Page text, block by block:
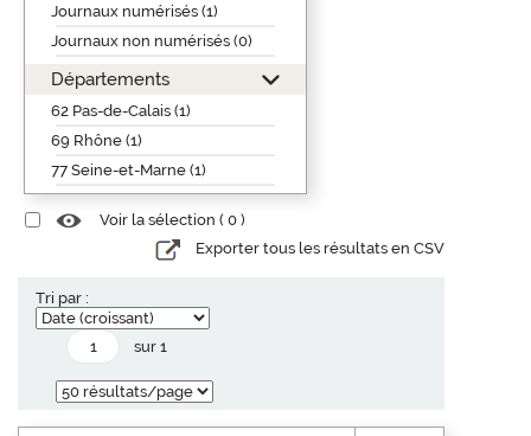
Journaux numérisés (1)
Journaux non numérisés (0)
Départements
62 Pas-de-Calais (1)
69 Rhône (1)
77 Seine-et-Marne (1)
Voir la sélection ( 0 )
Exporter tous les résultats en CSV
Tri par :
sur 1